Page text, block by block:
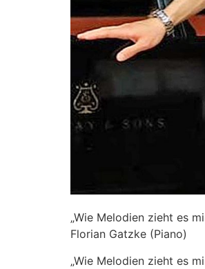
„Wie Melodien zieht es
Florian Gatzke (Piano)
„Wie Melodien zieht es